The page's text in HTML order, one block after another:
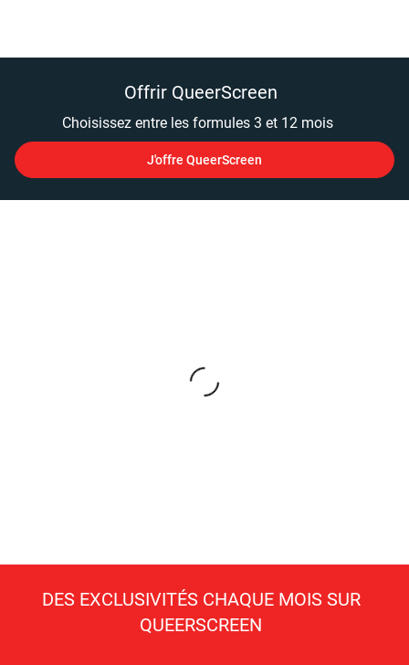
Offrir QueerScreen
Choisissez entre les formules 3 et 12 mois
J'offre QueerScreen
DES EXCLUSIVITÉS CHAQUE MOIS SUR
QUEERSCREEN